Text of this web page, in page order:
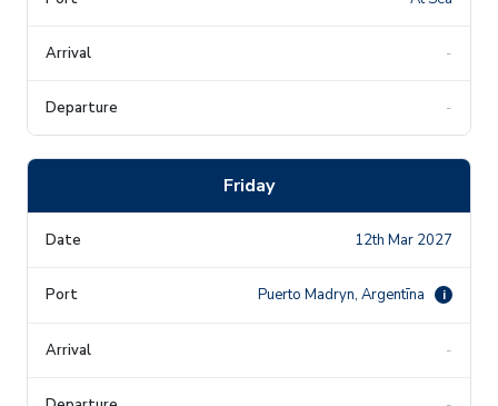
-
-
Friday
12th Mar 2027
Puerto Madryn, Argentīna i
-